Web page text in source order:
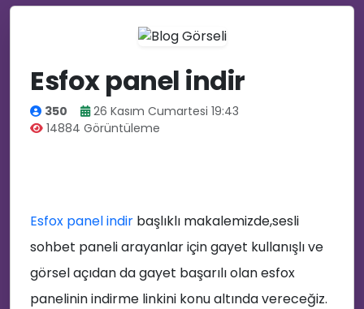
Esfox panel indir
350
26 Kasım Cumartesi 19:43
14884 Görüntüleme
Esfox panel indir başlıklı makalemizde,sesli
sohbet paneli arayanlar için gayet kullanışlı ve
görsel açıdan da gayet başarılı olan esfox
panelinin indirme linkini konu altında vereceğiz.